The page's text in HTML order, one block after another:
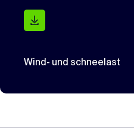
Wind- und schneelast